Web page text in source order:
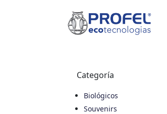
Categoría
Biológicos
Souvenirs